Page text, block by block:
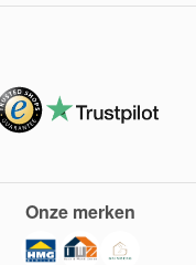
Onze merken